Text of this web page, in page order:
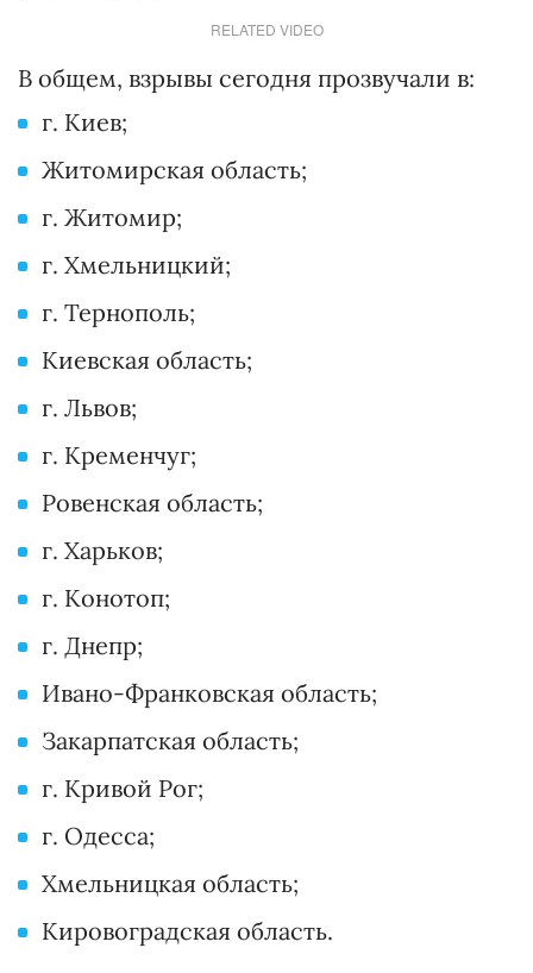
RELATED VIDEO
В общем, взрывы сегодня прозвучали в:
г. Киев;
Житомирская область;
г. Житомир;
г. Хмельницкий;
г. Тернополь;
Киевская область;
г. Львов;
г. Кременчуг;
Ровенская область;
г. Харьков;
г. Конотоп;
г. Днепр;
Ивано-Франковская область;
Закарпатская область;
г. Кривой Рог;
г. Одесса;
Хмельницкая область;
Кировоградская область.